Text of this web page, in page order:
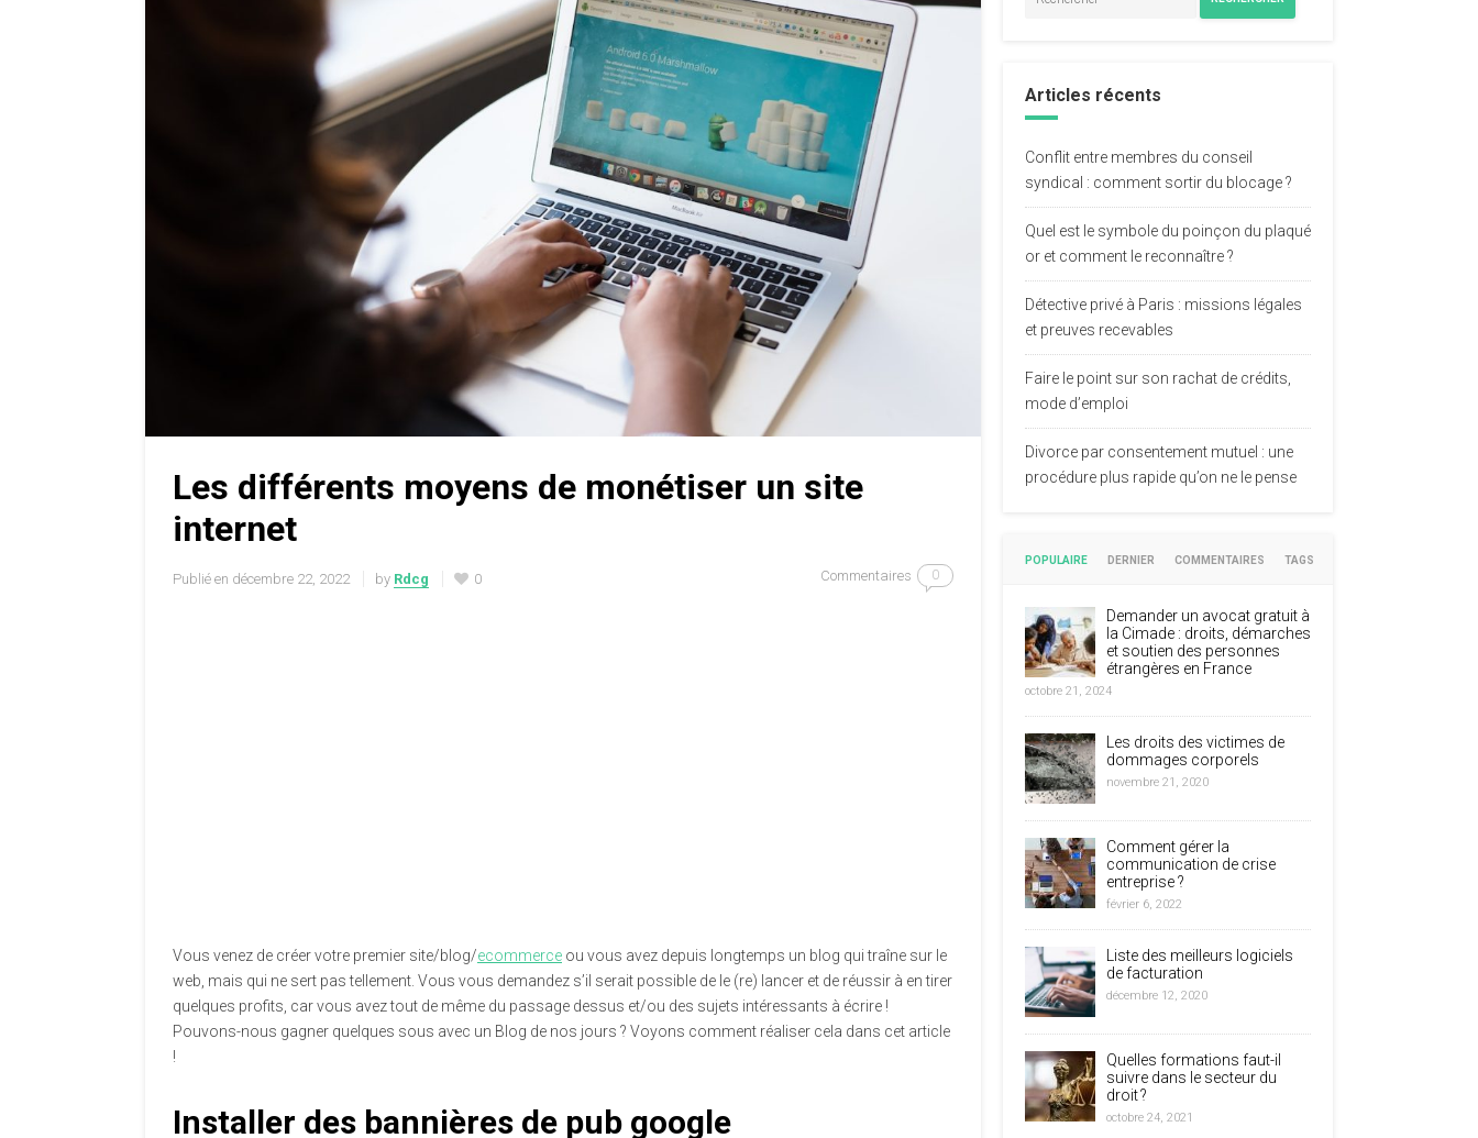
Les différents moyens de monétiser un site
internet
Publié en décembre 22, 2022 by Rdcg 0 Commentaires 0
Vous venez de créer votre premier site/blog/ecommerce ou vous avez depuis longtemps un blog qui traîne sur le
web, mais qui ne sert pas tellement. Vous vous demandez s’il serait possible de le (re) lancer et de réussir à en tirer
quelques profits, car vous avez tout de même du passage dessus et/ou des sujets intéressants à écrire !
Pouvons-nous gagner quelques sous avec un Blog de nos jours ? Voyons comment réaliser cela dans cet article
!
Installer des bannières de pub google
Articles récents
Conflit entre membres du conseil
syndical : comment sortir du blocage ?
Quel est le symbole du poinçon du plaqué
or et comment le reconnaître ?
Détective privé à Paris : missions légales
et preuves recevables
Faire le point sur son rachat de crédits,
mode d’emploi
Divorce par consentement mutuel : une
procédure plus rapide qu’on ne le pense
POPULAIRE DERNIER COMMENTAIRES TAGS
Demander un avocat gratuit à
la Cimade : droits, démarches
et soutien des personnes
étrangères en France
octobre 21, 2024
Les droits des victimes de
dommages corporels
novembre 21, 2020
Comment gérer la
communication de crise
entreprise ?
février 6, 2022
Liste des meilleurs logiciels
de facturation
décembre 12, 2020
Quelles formations faut-il
suivre dans le secteur du
droit ?
octobre 24, 2021